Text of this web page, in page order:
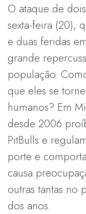
O ataque de
sexta-feira (20),
e duas feridas
grande
população.
que eles se
humanos? Em
desde 2006
PitBulls e
porte e
causa
outras tantas no
dos anos.